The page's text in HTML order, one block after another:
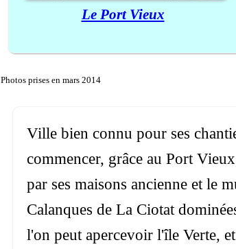
Le Port Vieux
Photos prises en mars 2014
Ville bien connu pour ses
commencer, grâce au Port
par ses maisons ancienne et le
Calanques de La Ciotat
l'on peut apercevoir l'île Verte,